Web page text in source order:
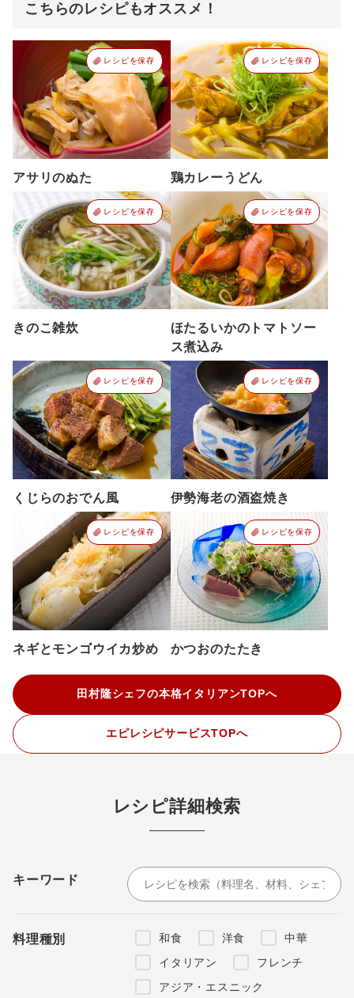
こちらのレシピもオススメ！
レシピを保存
アサリのぬた
レシピを保存
鶏カレーうどん
レシピを保存
きのこ雑炊
レシピを保存
ほたるいかのトマトソー
ス煮込み
レシピを保存
くじらのおでん風
レシピを保存
伊勢海老の酒盗焼き
レシピを保存
ネギとモンゴウイカ炒め
レシピを保存
かつおのたたき
田村隆シェフの本格イタリアンTOPへ
エピレシピサービスTOPへ
レシピ詳細検索
キーワード
料理種別 和食 洋食
中華
イタリアン
フレンチ
アジア・エスニック